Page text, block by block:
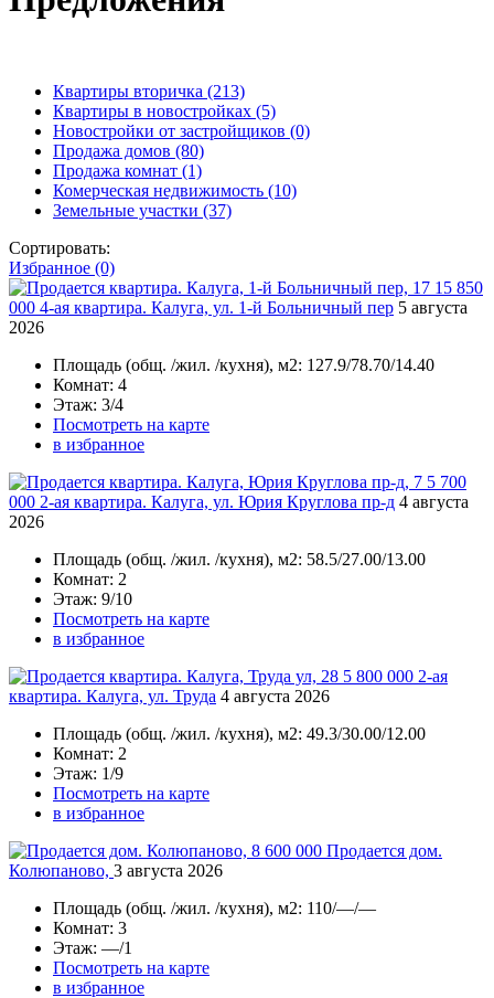
Квартиры вторичка (213)
Квартиры в новостройках (5)
Новостройки от застройщиков (0)
Продажа домов (80)
Продажа комнат (1)
Комерческая недвижимость (10)
Земельные участки (37)
Сортировать:
Избранное (0)
15 850
000 4-ая квартира. Калуга, ул. 1-й Больничный пер 5 августа
2026
Площадь (общ. /жил. /кухня), м2: 127.9/78.70/14.40
Комнат: 4
Этаж: 3/4
Посмотреть на карте
в избранное
5 700
000 2-ая квартира. Калуга, ул. Юрия Круглова пр-д 4 августа
2026
Площадь (общ. /жил. /кухня), м2: 58.5/27.00/13.00
Комнат: 2
Этаж: 9/10
Посмотреть на карте
в избранное
5 800 000 2-ая
квартира. Калуга, ул. Труда 4 августа 2026
Площадь (общ. /жил. /кухня), м2: 49.3/30.00/12.00
Комнат: 2
Этаж: 1/9
Посмотреть на карте
в избранное
8 600 000 Продается дом.
Колюпаново, 3 августа 2026
Площадь (общ. /жил. /кухня), м2: 110/—/—
Комнат: 3
Этаж: —/1
Посмотреть на карте
в избранное